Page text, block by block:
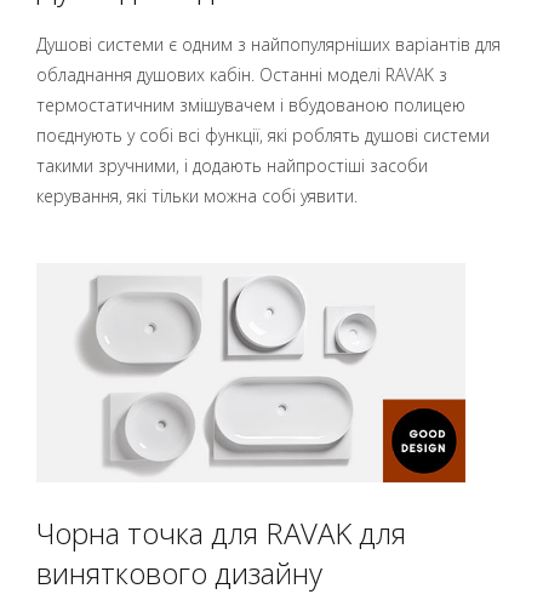
Душові системи є одним з найпопулярніших варіантів для
обладнання душових кабін. Останні моделі RAVAK з
термостатичним змішувачем і вбудованою полицею
поєднують у собі всі функції, які роблять душові системи
такими зручними, і додають найпростіші засоби
керування, які тільки можна собі уявити.
Чорна точка для RAVAK для
виняткового дизайну